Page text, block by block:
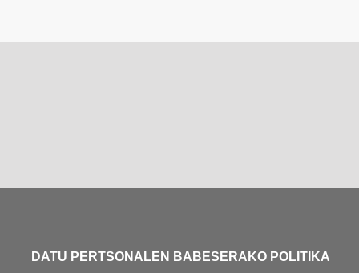
DATU PERTSONALEN BABESERAKO POLITIKA